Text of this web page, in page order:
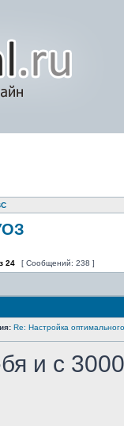
24 [ Сообщений: 238 ]
Re: Настройка
и с